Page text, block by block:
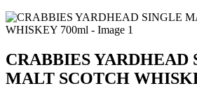
CRABBIES YARDHEAD
MALT SCOTCH